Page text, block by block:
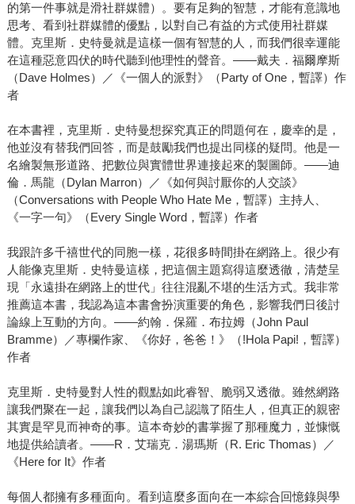
的第一件事就是滑社群媒體）。要有足夠的智慧，才能有意識地
思考、看到社群媒體的優點，以對自己有益的方式使用社群媒
體。克里斯．史特曼就是這樣一個有智慧的人，而我們很幸運能
在這種惡意四伏的時代聽到他理性的聲音。——戴夫．福爾摩斯
（Dave Holmes）／《一個人的派對》（Party of One，暫譯）作
者
在本書裡，克里斯．史特曼想探究真正的問題何在，慶幸的是，
他並沒有替我們回答，而是鼓勵我們也提出同樣的疑問。他是一
名繪製無形道路、把數位與實體世界連接起來的製圖師。——迪
倫．馬龍（Dylan Marron）／《如何與討厭你的人交談》
（Conversations with People Who Hate Me，暫譯）主持人、
《一字一句》（Every Single Word，暫譯）作者
我跟許多千禧世代的同胞一樣，花很多時間掛在網路上。很少有
人能像克里斯．史特曼這樣，把這個主題寫得這麼透徹，清楚呈
現「永遠掛在網路上的世代」往往混亂不堪的生活方式。我非常
推薦這本書，我認為這本書會扮演重要的角色，影響我們日後討
論線上互動的方向。——約翰．保羅．布拉姆（John Paul
Bramme）／專欄作家、《你好，爸爸！》（!Hola Papi!，暫譯）
作者
克里斯．史特曼對人性的觀點如此睿智、脆弱又透徹。雖然網路
讓我們聚在一起，讓我們以為自己認識了陌生人，但真正的親密
其實是罕見而神奇的事。這本奇妙的書掌握了那種魔力，並慷慨
地提供給讀者。——R．艾瑞克．湯瑪斯（R. Eric Thomas）／
《Here for It》作者
每個人都擁有多種面向。看到這麼多面向在一本綜合回憶錄與學